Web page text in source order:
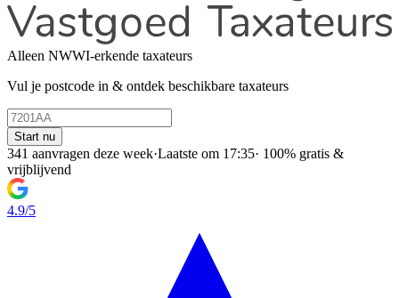
Alleen NWWI-erkende taxateurs
Vul je postcode in & ontdek beschikbare taxateurs
Start nu
341 aanvragen deze week·Laatste om 17:35· 100% gratis &
vrijblijvend
4.9/5